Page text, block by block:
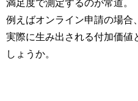
例えばオンライン申請の場
実際に生み出される付加価
しょうか。